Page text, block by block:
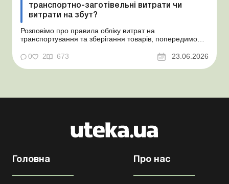
транспортно-заготівельні витрати чи
витрати на збут?
Розповімо про правила обліку витрат на
транспортування та зберігання товарів, попередимо
нормативне обґрунтування. Проблемні витрати:
податкові ризики та судова практика Здавалось би, у
цьому питанні неоднозначності бути не може. Однак,
0 2 673 23.06.2026
Головна Про нас